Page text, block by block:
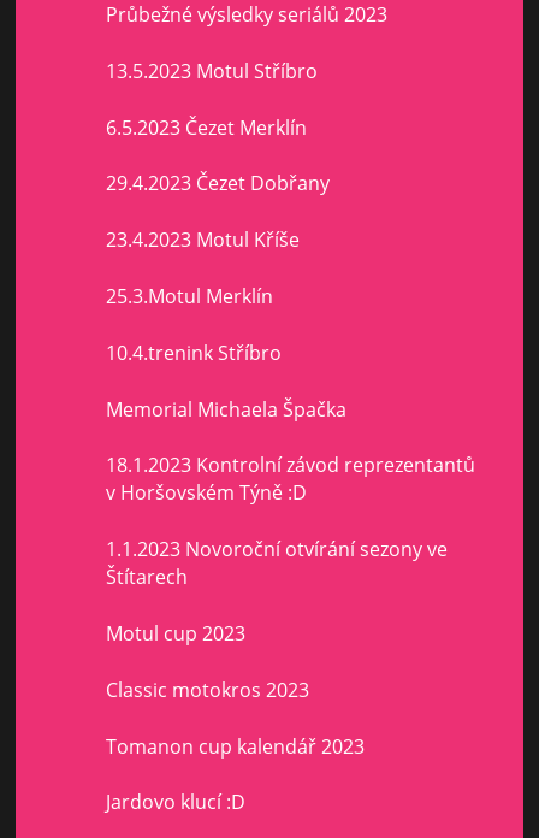
Průbežné výsledky seriálů 2023
13.5.2023 Motul Stříbro
6.5.2023 Čezet Merklín
29.4.2023 Čezet Dobřany
23.4.2023 Motul Kříše
25.3.Motul Merklín
10.4.trenink Stříbro
Memorial Michaela Špačka
18.1.2023 Kontrolní závod reprezentantů
v Horšovském Týně :D
1.1.2023 Novoroční otvírání sezony ve
Štítarech
Motul cup 2023
Classic motokros 2023
Tomanon cup kalendář 2023
Jardovo klucí :D